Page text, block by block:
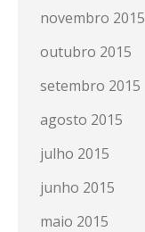
novembro 2015
outubro 2015
setembro 2015
agosto 2015
julho 2015
junho 2015
maio 2015